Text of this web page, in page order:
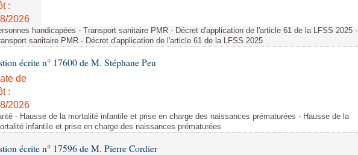
:
2026
handicapées - Transport sanitaire PMR - Décret d'application de l'article 61 de la LFSS 2025 -
sanitaire PMR - Décret d'application de l'article 61 de la LFSS 2025
écrite n° 17600 de M. Stéphane Peu
de
:
2026
- Hausse de la mortalité infantile et prise en charge des naissances prématurées - Hausse de la
infantile et prise en charge des naissances prématurées
écrite n° 17596 de M. Pierre Cordier